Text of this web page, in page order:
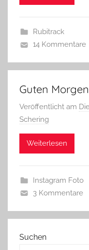
Rubitrack
14 Kommentare
Guten Morgen
Veröffentlicht am
Schering
Weiterlesen
Instagram Foto
3 Kommentare
Suchen